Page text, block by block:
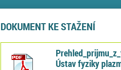
DOKUMENT KE STAŽENÍ
Ústav fyziky